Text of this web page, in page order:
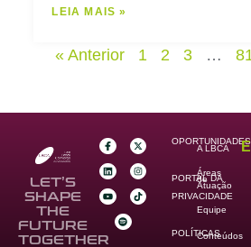
LEIA MAIS »
« Anterior 1 2 3 …
LET’S
SHAPE
THE
FUTURE
TOGETHER
OPORTUNIDADES
PORTAL DA
PRIVACIDADE
POLÍTICAS
A LBCA
Áreas
de
Atuação
Equipe
Conteúdos